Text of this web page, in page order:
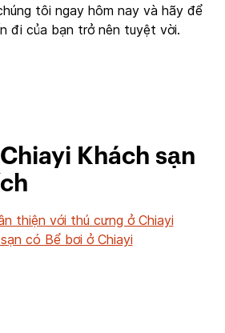
tôi ngay hôm nay và hãy để
đi của bạn trở nên tuyệt vời.
Khách sạn
thiện với thú cưng ở Chiayi
có Bể bơi ở Chiayi